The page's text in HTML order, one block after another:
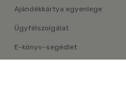
Ajándékkártya egyenlege
Ügyfélszolgálat
E-könyv-segédlet